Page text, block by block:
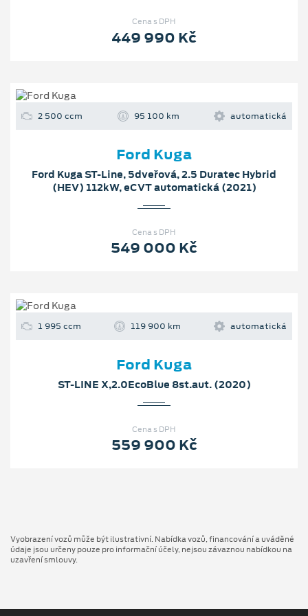
Cena s DPH
449 990 Kč
2 500 ccm 95 100 km automatická
Ford Kuga
Ford Kuga ST-Line, 5dveřová, 2.5 Duratec Hybrid
(HEV) 112kW, eCVT automatická (2021)
Cena s DPH
549 000 Kč
1 995 ccm 119 900 km automatická
Ford Kuga
ST-LINE X,2.0EcoBlue 8st.aut. (2020)
Cena s DPH
559 900 Kč
Vyobrazení vozů může být ilustrativní. Nabídka vozů, financování a uváděné
údaje jsou určeny pouze pro informační účely, nejsou závaznou nabídkou na
uzavření smlouvy.